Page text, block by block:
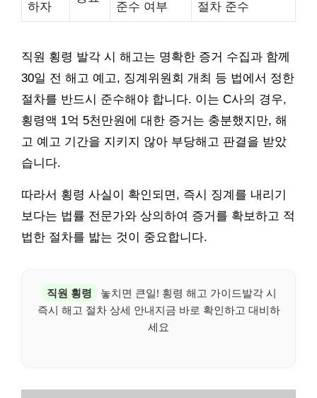
하자 준수 여부 절차 준수
직원 횡령 발각 시 해고는 명확한 증거 수집과 함께
30일 전 해고 예고, 징계위원회 개최 등 법에서 정한
절차를 반드시 준수해야 합니다. 이는 C사의 경우,
횡령액 1억 5천만원에 대한 증거는 충분했지만, 해
고 예고 기간을 지키지 않아 부당해고 판결을 받았
습니다.
따라서 횡령 사실이 확인되면, 즉시 징계를 내리기
보다는 법률 전문가와 상의하여 증거를 확보하고 적
법한 절차를 밟는 것이 중요합니다.
직원 횡령
놓치면 큰일! 횡령 해고 가이드발각 시
즉시 해고 절차 상세 안내지금 바로 확인하고 대비하
세요